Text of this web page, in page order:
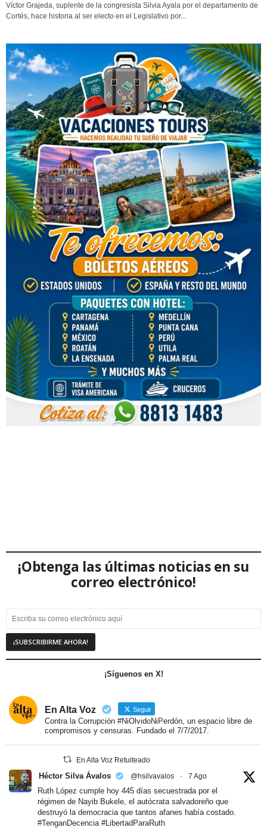
Víctor Grajeda, suplente de la congresista Silvia Ayala por el departamento de
Cortés, hace historia al ser electo en el Legislativo por...
¡Obtenga las últimas noticias en su
correo electrónico!
¡Síguenos en X!
En Alta Voz Seguir
Contra la Corrupción #NiOlvidoNiPerdón, un espacio libre de
compromisos y censuras. Fundado el 7/7/2017.
En Alta Voz Retuiteado
Héctor Silva Ávalos @hsilvavalos · 7 Ago
Ruth López cumple hoy 445 días secuestrada por el
régimen de Nayib Bukele, el autócrata salvadoreño que
destruyó la democracia que tantos afanes había costado.
#TenganDecencia #LibertadParaRuth